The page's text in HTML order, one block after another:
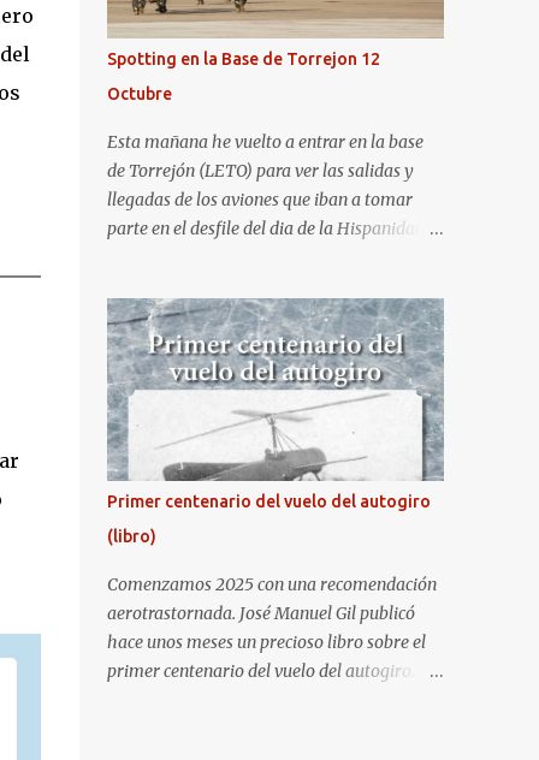
sábado 23 de julio de 2022 asistí, gracias a
Aerospotters Principado a una genial sesión
fotográfica en el aeródromo de La Morgal
(todavía no he tenido tiempo de procesar
esas imágenes). Al día siguiente, asistí al
Festival Aéreo de Gijón . He aquí algunas de
las tomas que realicé este pasado domingo.
Spotting en la Base de Torrejon 12
Octubre
Esta mañana he vuelto a entrar en la base
de Torrejón (LETO) para ver las salidas y
llegadas de los aviones que iban a tomar
parte en el desfile del dia de la Hispanidad,
oportunidad de ser socio de la Asociación
Aire para entrar a la base. Los últimos años
había hecho fotos desde fuera (hay un sitio
cercano en la senda de aterrizaje) pero... no
es lo mismo :-) La cita comenzaba a las 8:30
de la mañana en el control de seguridad de
la base militar con mas de 100 personas
haciendo cola para identificarnos antes de
acceder. Una vez dentro, como otras
ocasiones, hemos dejado los coches en una
zona común desde la que nos han
trasladado en autobuses por el interior de la
base. La primera parada ha sido en la
Primer centenario del vuelo del autogiro
(libro)
Comenzamos 2025 con una recomendación
aerotrastornada. José Manuel Gil publicó
hace unos meses un precioso libro sobre el
primer centenario del vuelo del autogiro.